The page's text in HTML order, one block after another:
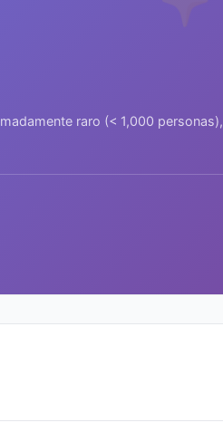
raro (< 1,000 personas),